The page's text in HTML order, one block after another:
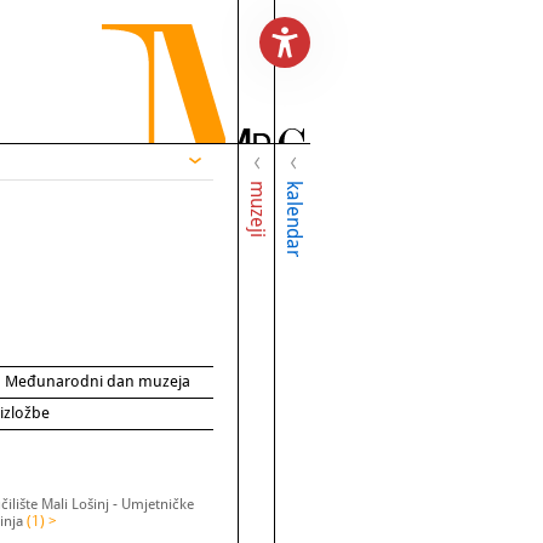
muzeji kalendar
Međunarodni dan muzeja
Mali Lošinj - Umjetničke
(1) >